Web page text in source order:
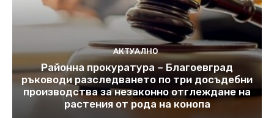
АКТУАЛНО
Районна прокуратура – Благоевград
ръководи разследването по три досъдебни
производства за незаконно отглеждане на
растения от рода на конопа